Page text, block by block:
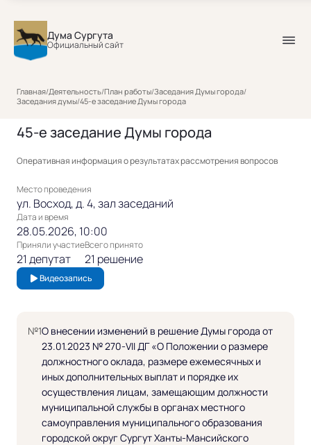
Дума Сургута
Официальный сайт
Главная/Деятельность/План работы/Заседания Думы города/
Заседания думы/45-е заседание Думы города
45-е заседание Думы города
Оперативная информация о результатах рассмотрения вопросов
Место проведения
ул. Восход, д. 4, зал заседаний
Дата и время
28.05.2026, 10:00
Приняли участие
21 депутат
Всего принято
21 решение
Видеозапись
№1О внесении изменений в решение Думы города от
23.01.2023 № 270-VII ДГ «О Положении о размере
должностного оклада, размере ежемесячных и
иных дополнительных выплат и порядке их
осуществления лицам, замещающим должности
муниципальной службы в органах местного
самоуправления муниципального образования
городской округ Сургут Ханты-Мансийского